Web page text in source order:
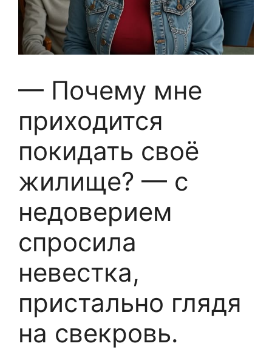
— Почему мне
приходится
покидать своё
жилище? — с
недоверием
спросила
невестка,
пристально глядя
на свекровь.